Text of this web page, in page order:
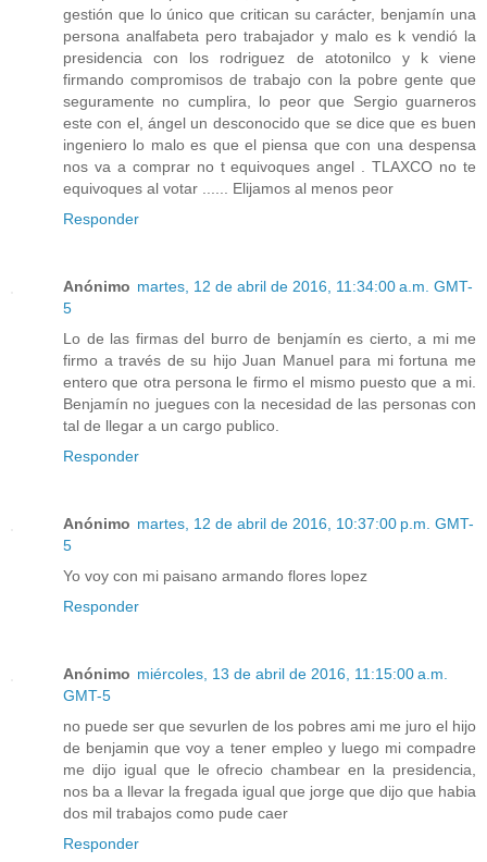
gestión que lo único que critican su carácter, benjamín una
persona analfabeta pero trabajador y malo es k vendió la
presidencia con los rodriguez de atotonilco y k viene
firmando compromisos de trabajo con la pobre gente que
seguramente no cumplira, lo peor que Sergio guarneros
este con el, ángel un desconocido que se dice que es buen
ingeniero lo malo es que el piensa que con una despensa
nos va a comprar no t equivoques angel . TLAXCO no te
equivoques al votar ...... Elijamos al menos peor
Responder
Anónimo martes, 12 de abril de 2016, 11:34:00 a.m. GMT-
5
Lo de las firmas del burro de benjamín es cierto, a mi me
firmo a través de su hijo Juan Manuel para mi fortuna me
entero que otra persona le firmo el mismo puesto que a mi.
Benjamín no juegues con la necesidad de las personas con
tal de llegar a un cargo publico.
Responder
Anónimo martes, 12 de abril de 2016, 10:37:00 p.m. GMT-
5
Yo voy con mi paisano armando flores lopez
Responder
Anónimo miércoles, 13 de abril de 2016, 11:15:00 a.m.
GMT-5
no puede ser que sevurlen de los pobres ami me juro el hijo
de benjamin que voy a tener empleo y luego mi compadre
me dijo igual que le ofrecio chambear en la presidencia,
nos ba a llevar la fregada igual que jorge que dijo que habia
dos mil trabajos como pude caer
Responder